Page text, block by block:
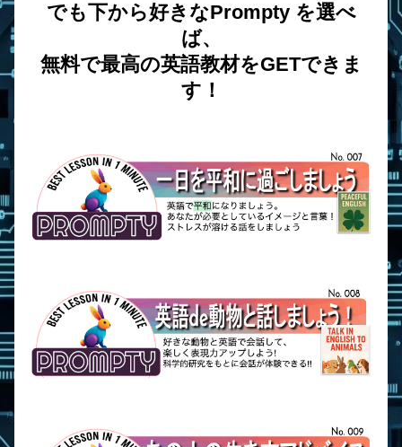
でも下から好きなPrompty を選べ
ば、
無料で最高の英語教材をGETできま
す！